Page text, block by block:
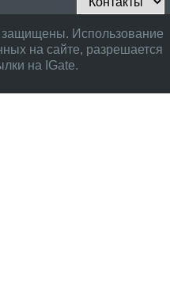
Использование
на сайте, разрешается
на IGate.